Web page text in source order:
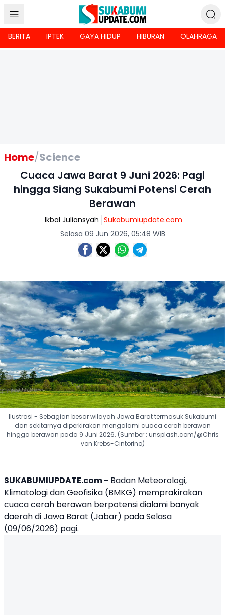
BERITA IPTEK GAYA HIDUP HIBURAN OLAHRAGA
Home/Science
Cuaca Jawa Barat 9 Juni 2026: Pagi
hingga Siang Sukabumi Potensi Cerah
Berawan
Ikbal Juliansyah Sukabumiupdate.com
Selasa 09 Jun 2026, 05:48 WIB
Ilustrasi - Sebagian besar wilayah Jawa Barat termasuk Sukabumi
dan sekitarnya diperkirakan mengalami cuaca cerah berawan
hingga berawan pada 9 Juni 2026. (Sumber : unsplash.com/@Chris
von Krebs-Cintorino)
SUKABUMIUPDATE.com - Badan Meteorologi,
Klimatologi dan Geofisika (BMKG) memprakirakan
cuaca cerah berawan berpotensi dialami banyak
daerah di Jawa Barat (Jabar) pada Selasa
(09/06/2026) pagi.